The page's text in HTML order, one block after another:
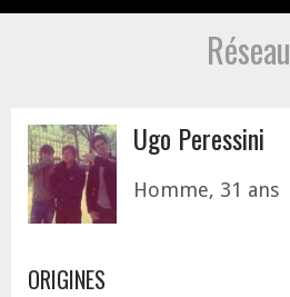
Réseau
Ugo Peressini
Homme, 31 ans
ORIGINES